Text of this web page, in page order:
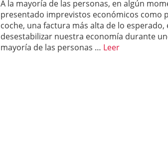
A la mayoría de las personas, en algún
presentado imprevistos económicos como
coche, una factura más alta de lo
desestabilizar nuestra economía durante
mayoría de las personas … Leer